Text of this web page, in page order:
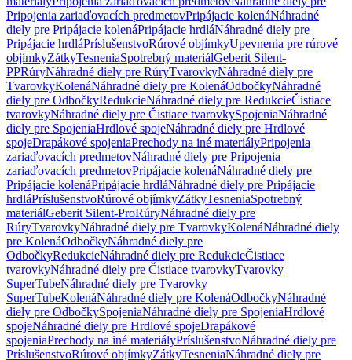
Pripojenia zariaďovacích predmetovPripájacie kolenáNáhradné
diely pre Pripájacie kolenáPripájacie hrdláNáhradné diely pre
Pripájacie hrdláPríslušenstvoRúrové objímkyUpevnenia pre rúrové
objímkyZátkyTesneniaSpotrebný materiálGeberit Silent-
PPRúryNáhradné diely pre RúryTvarovkyNáhradné diely pre
TvarovkyKolenáNáhradné diely pre KolenáOdbočkyNáhradné
diely pre OdbočkyRedukcieNáhradné diely pre RedukcieČistiace
tvarovkyNáhradné diely pre Čistiace tvarovkySpojeniaNáhradné
diely pre SpojeniaHrdlové spojeNáhradné diely pre Hrdlové
spojeDrapákové spojeniaPrechody na iné materiályPripojenia
zariaďovacích predmetovNáhradné diely pre Pripojenia
zariaďovacích predmetovPripájacie kolenáNáhradné diely pre
Pripájacie kolenáPripájacie hrdláNáhradné diely pre Pripájacie
hrdláPríslušenstvoRúrové objímkyZátkyTesneniaSpotrebný
materiálGeberit Silent-ProRúryNáhradné diely pre
RúryTvarovkyNáhradné diely pre TvarovkyKolenáNáhradné diely
pre KolenáOdbočkyNáhradné diely pre
OdbočkyRedukcieNáhradné diely pre RedukcieČistiace
tvarovkyNáhradné diely pre Čistiace tvarovkyTvarovky
SuperTubeNáhradné diely pre Tvarovky
SuperTubeKolenáNáhradné diely pre KolenáOdbočkyNáhradné
diely pre OdbočkySpojeniaNáhradné diely pre SpojeniaHrdlové
spojeNáhradné diely pre Hrdlové spojeDrapákové
spojeniaPrechody na iné materiályPríslušenstvoNáhradné diely pre
PríslušenstvoRúrové objímkyZátkyTesneniaNáhradné diely pre